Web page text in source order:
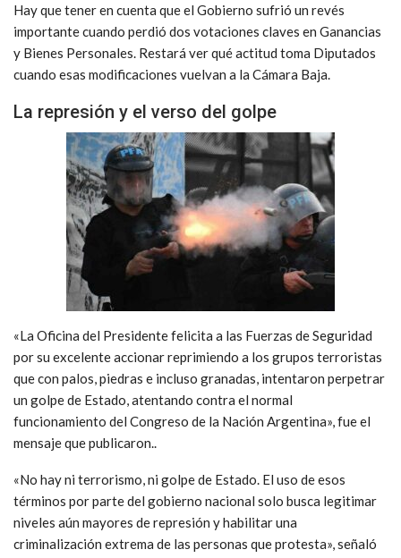
Hay que tener en cuenta que el Gobierno sufrió un revés
importante cuando perdió dos votaciones claves en Ganancias
y Bienes Personales. Restará ver qué actitud toma Diputados
cuando esas modificaciones vuelvan a la Cámara Baja.
La represión y el verso del golpe
«La Oficina del Presidente felicita a las Fuerzas de Seguridad
por su excelente accionar reprimiendo a los grupos terroristas
que con palos, piedras e incluso granadas, intentaron perpetrar
un golpe de Estado, atentando contra el normal
funcionamiento del Congreso de la Nación Argentina», fue el
mensaje que publicaron..
«No hay ni terrorismo, ni golpe de Estado. El uso de esos
términos por parte del gobierno nacional solo busca legitimar
niveles aún mayores de represión y habilitar una
criminalización extrema de las personas que protesta», señaló